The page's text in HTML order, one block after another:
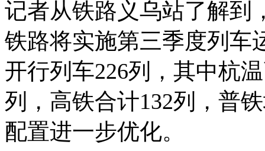
记者从铁路义乌站了解到
铁路将实施第三季度列车
开行列车226列，其中杭
列，高铁合计132列，普
配置进一步优化。